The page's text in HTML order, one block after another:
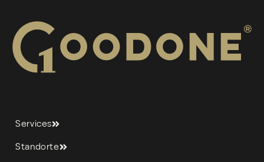
Services
Standorte